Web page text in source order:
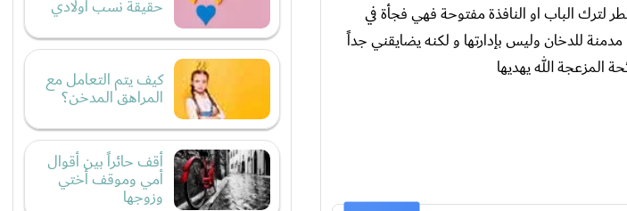
الباب او النافذة مفتوحة فهي فجأة في
للدخان وليس بإدارتها و لكنه يضايقني جداً
الله يهديها
حقيقة نسب أولادي
كيف يتم التعامل مع
المراهق المدخن؟
أقف حائراً بين أقوال
أمي وموقف أختي
وزوجها